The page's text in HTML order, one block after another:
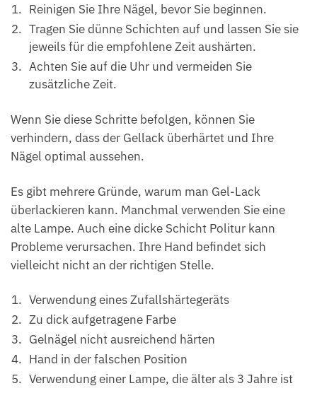
Reinigen Sie Ihre Nägel, bevor Sie beginnen.
Tragen Sie dünne Schichten auf und lassen Sie sie
jeweils für die empfohlene Zeit aushärten.
Achten Sie auf die Uhr und vermeiden Sie
zusätzliche Zeit.
Wenn Sie diese Schritte befolgen, können Sie
verhindern, dass der Gellack überhärtet und Ihre
Nägel optimal aussehen.
Es gibt mehrere Gründe, warum man Gel-Lack
überlackieren kann. Manchmal verwenden Sie eine
alte Lampe. Auch eine dicke Schicht Politur kann
Probleme verursachen. Ihre Hand befindet sich
vielleicht nicht an der richtigen Stelle.
Verwendung eines Zufallshärtegeräts
Zu dick aufgetragene Farbe
Gelnägel nicht ausreichend härten
Hand in der falschen Position
Verwendung einer Lampe, die älter als 3 Jahre ist